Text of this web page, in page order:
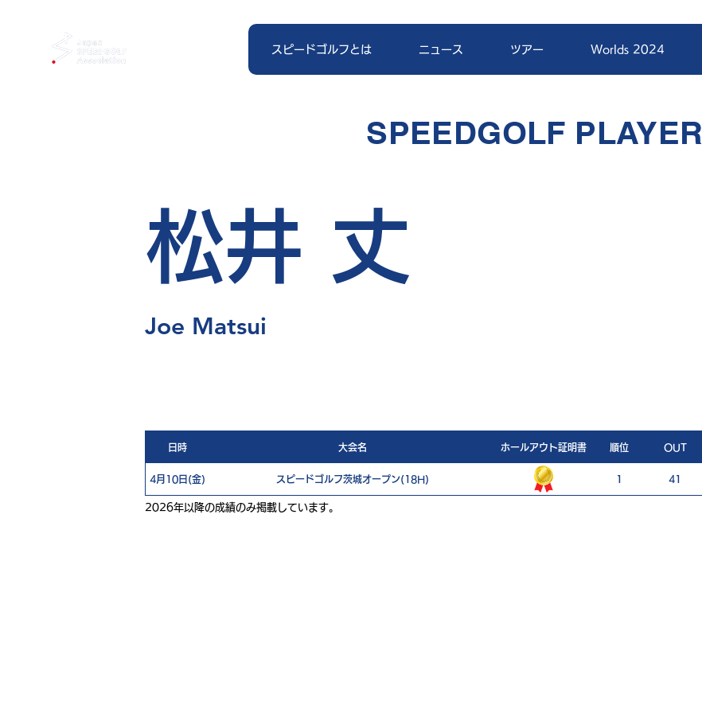
スピードゴルフとは ニュース ツアー Worlds 2024
SPEEDGOLF PLAYER
松井 丈
Joe Matsui
日時 大会名 ホールアウト証明書 順位 OUT
4月10日(金) スピードゴルフ茨城オープン(18H) 1 41
2026年以降の成績のみ掲載しています。